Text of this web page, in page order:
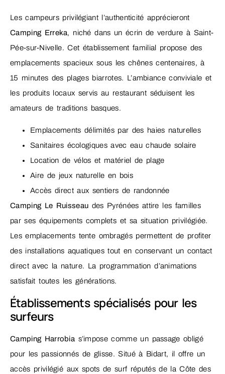
Les campeurs privilégiant l’authenticité apprécieront
Camping Erreka, niché dans un écrin de verdure à Saint-
Pée-sur-Nivelle. Cet établissement familial propose des
emplacements spacieux sous les chênes centenaires, à
15 minutes des plages biarrotes. L’ambiance conviviale et
les produits locaux servis au restaurant séduisent les
amateurs de traditions basques.
Emplacements délimités par des haies naturelles
Sanitaires écologiques avec eau chaude solaire
Location de vélos et matériel de plage
Aire de jeux naturelle en bois
Accès direct aux sentiers de randonnée
Camping Le Ruisseau des Pyrénées attire les familles
par ses équipements complets et sa situation privilégiée.
Les emplacements tente ombragés permettent de profiter
des installations aquatiques tout en conservant un contact
direct avec la nature. La programmation d’animations
satisfait toutes les générations.
Établissements spécialisés pour les
surfeurs
Camping Harrobia s’impose comme un passage obligé
pour les passionnés de glisse. Situé à Bidart, il offre un
accès privilégié aux spots de surf réputés de la Côte des